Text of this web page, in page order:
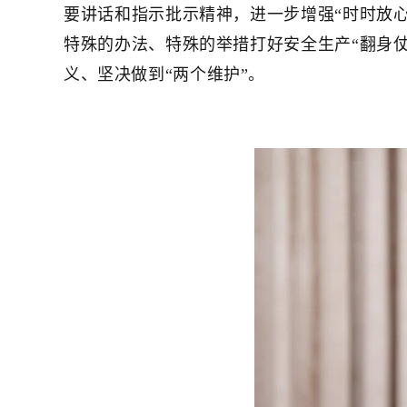
要讲话和指示批示精神，进一步增强“时时放
特殊的办法、特殊的举措打好安全生产“翻身
义、坚决做到“两个维护”。